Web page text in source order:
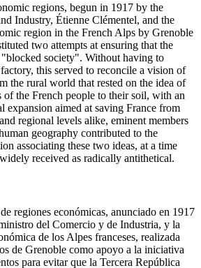
regions, begun in 1917 by the
Industry, Étienne Clémentel, and the
region in the French Alps by Grenoble
two attempts at ensuring that the
society". Without having to
this served to reconcile a vision of
the rural world that rested on the idea of
of the French people to their soil, with an
expansion aimed at saving France from
regional levels alike, eminent members
geography contributed to the
associating these two ideas, at a time
received as radically antithetical.
regiones económicas, anunciado en 1917
del Comercio y de Industria, y la
de los Alpes franceses, realizada
de Grenoble como apoyo a la iniciativa
para evitar que la Tercera República